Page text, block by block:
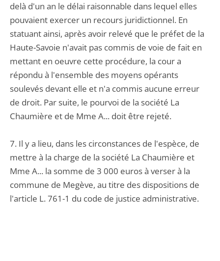
delà d'un an le délai raisonnable dans lequel elles
pouvaient exercer un recours juridictionnel. En
statuant ainsi, après avoir relevé que le préfet de la
Haute-Savoie n'avait pas commis de voie de fait en
mettant en oeuvre cette procédure, la cour a
répondu à l'ensemble des moyens opérants
soulevés devant elle et n'a commis aucune erreur
de droit. Par suite, le pourvoi de la société La
Chaumière et de Mme A... doit être rejeté.
7. Il y a lieu, dans les circonstances de l'espèce, de
mettre à la charge de la société La Chaumière et
Mme A... la somme de 3 000 euros à verser à la
commune de Megève, au titre des dispositions de
l'article L. 761-1 du code de justice administrative.